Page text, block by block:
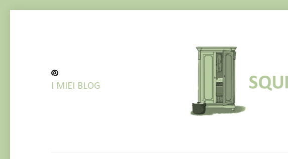
I MIEI BLOG